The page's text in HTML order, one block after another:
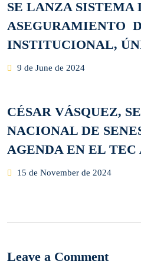
SE LANZA SISTEMA
ASEGURAMIENTO
INSTITUCIONAL,
Posted
9 de June de 2024
CÉSAR VÁSQUEZ,
NACIONAL DE
AGENDA EN EL TEC
Posted
15 de November de 2024
Leave a Comment